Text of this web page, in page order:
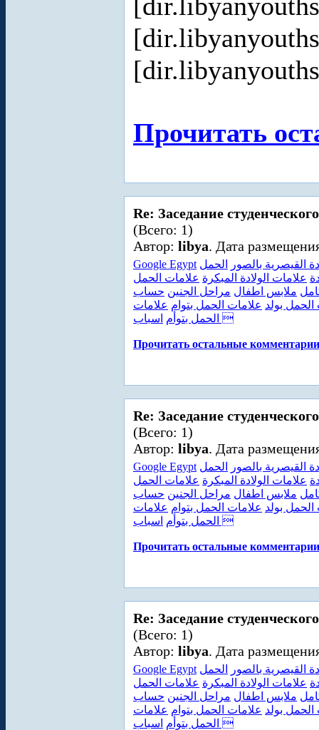
Прочитать
Re: Заседание
(Всего: 1)
Автор: libya. Дата
Google Egypt القيصرية بالصور
الحمل
علامات الولادة المبكرة علامات الحمل
ملابس اطفال مراحل الجنين حساب
بولد علامات الحمل بتوام علامات
الحمل بتوأم اسباب 
Прочитать остальные
Re: Заседание
(Всего: 1)
Автор: libya. Дата
Google Egypt القيصرية بالصور
الحمل
علامات الولادة المبكرة علامات الحمل
ملابس اطفال مراحل الجنين حساب
بولد علامات الحمل بتوام علامات
الحمل بتوأم اسباب 
Прочитать остальные
Re: Заседание
(Всего: 1)
Автор: libya. Дата
Google Egypt القيصرية بالصور
الحمل
علامات الولادة المبكرة علامات الحمل
ملابس اطفال مراحل الجنين حساب
بولد علامات الحمل بتوام علامات
الحمل بتوأم اسباب 